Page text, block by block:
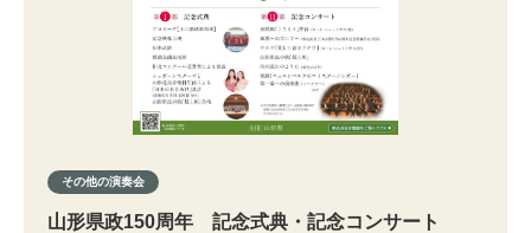
その他の演奏会
山形県政150周年 記念式典・記念コンサート